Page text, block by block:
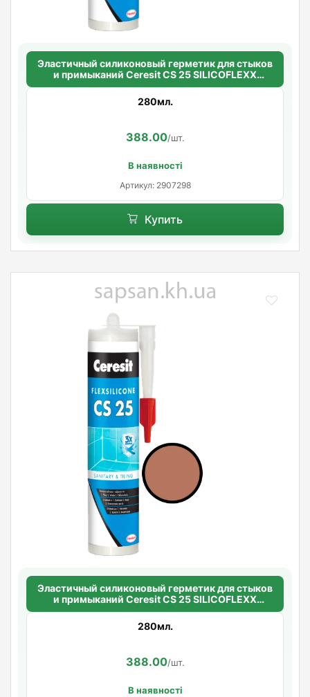
Эластичный силиконовый герметик для стыков
и примыканий Ceresit CS 25 SILICOFLEXX
(багама)
280мл.
388.00/шт.
В наявності
Артикул: 2907298
Купить
Эластичный силиконовый герметик для стыков
и примыканий Ceresit CS 25 SILICOFLEXX
(ореховый)
280мл.
388.00/шт.
В наявності